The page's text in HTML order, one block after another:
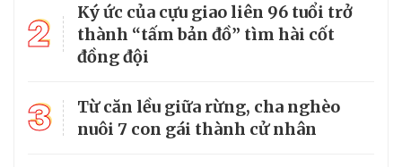
2
Ký ức của cựu giao liên 96 tuổi trở
thành “tấm bản đồ” tìm hài cốt
đồng đội
3
Từ căn lều giữa rừng, cha nghèo
nuôi 7 con gái thành cử nhân